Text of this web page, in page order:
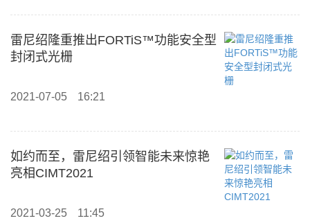
雷尼绍隆重推出FORTiS™功能安全型
封闭式光栅
2021-07-05 16:21
如约而至，雷尼绍引领智能未来惊艳
亮相CIMT2021
2021-03-25 11:45